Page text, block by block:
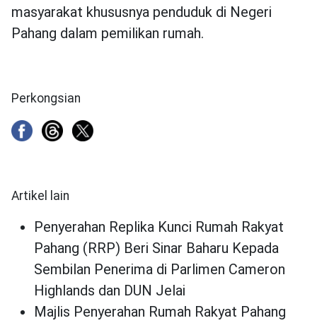
masyarakat khususnya penduduk di Negeri
Pahang dalam pemilikan rumah.
Perkongsian
Artikel lain
Penyerahan Replika Kunci Rumah Rakyat
Pahang (RRP) Beri Sinar Baharu Kepada
Sembilan Penerima di Parlimen Cameron
Highlands dan DUN Jelai
Majlis Penyerahan Rumah Rakyat Pahang